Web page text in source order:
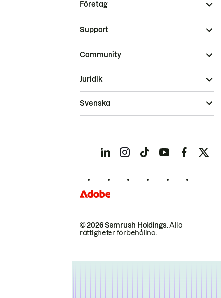
Företag
Support
Community
© 2026 Semrush Holdings.Alla
rättigheter förbehållna.
Juridik
Svenska